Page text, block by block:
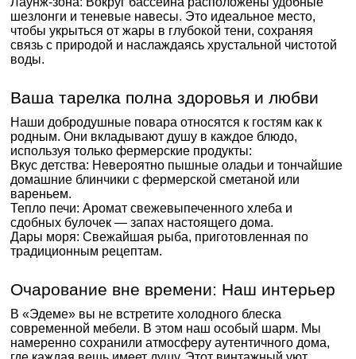
шезлонги и теневые навесы. Это идеальное место,
чтобы укрыться от жары в глубокой тени, сохраняя
связь с природой и наслаждаясь хрустальной чистотой
воды.
Ваша тарелка полна здоровья и любви
Наши добродушные повара относятся к гостям как к
родным. Они вкладывают душу в каждое блюдо,
используя только фермерские продукты:
Вкус детства: Невероятно пышные оладьи и тончайшие
домашние блинчики с фермерской сметаной или
вареньем.
Тепло печи: Аромат свежевыпеченного хлеба и
сдобных булочек — запах настоящего дома.
Дары моря: Свежайшая рыба, приготовленная по
традиционным рецептам.
Очарование вне времени: Наш интерьер
В «Эдеме» вы не встретите холодного блеска
современной мебели. В этом наш особый шарм. Мы
намеренно сохранили атмосферу аутентичного дома,